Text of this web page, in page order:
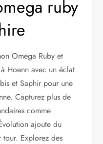
ruby
Omega Ruby et
Hoenn avec un éclat
et Saphir pour une
Capturez plus de
comme
ajoute du
Explorez des